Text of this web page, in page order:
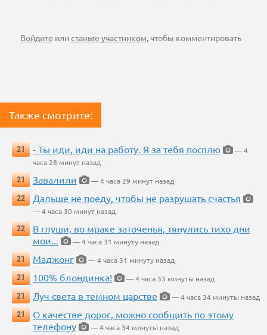
Войдите илистаньте участником, чтобы комментировать
Также смотрите:
21 - Ты иди, иди на работу. Я за тебя посплю
— 4
часа 28 минут назад
21
Завалили
— 4 часа 29 минут назад
22
Дальше не поеду, чтобы не разрушать счастья
— 4 часа 30 минут назад
22
В глуши, во мраке заточенья, тянулись тихо дни
мои...
— 4 часа 31 минуту назад
21
Маджонг
— 4 часа 31 минуту назад
21
100% блондинка!
— 4 часа 33 минуты назад
21
Луч света в темном царстве
— 4 часа 34 минуты назад
21
О качестве дорог, можно сообщить по этому
телефону
— 4 часа 34 минуты назад